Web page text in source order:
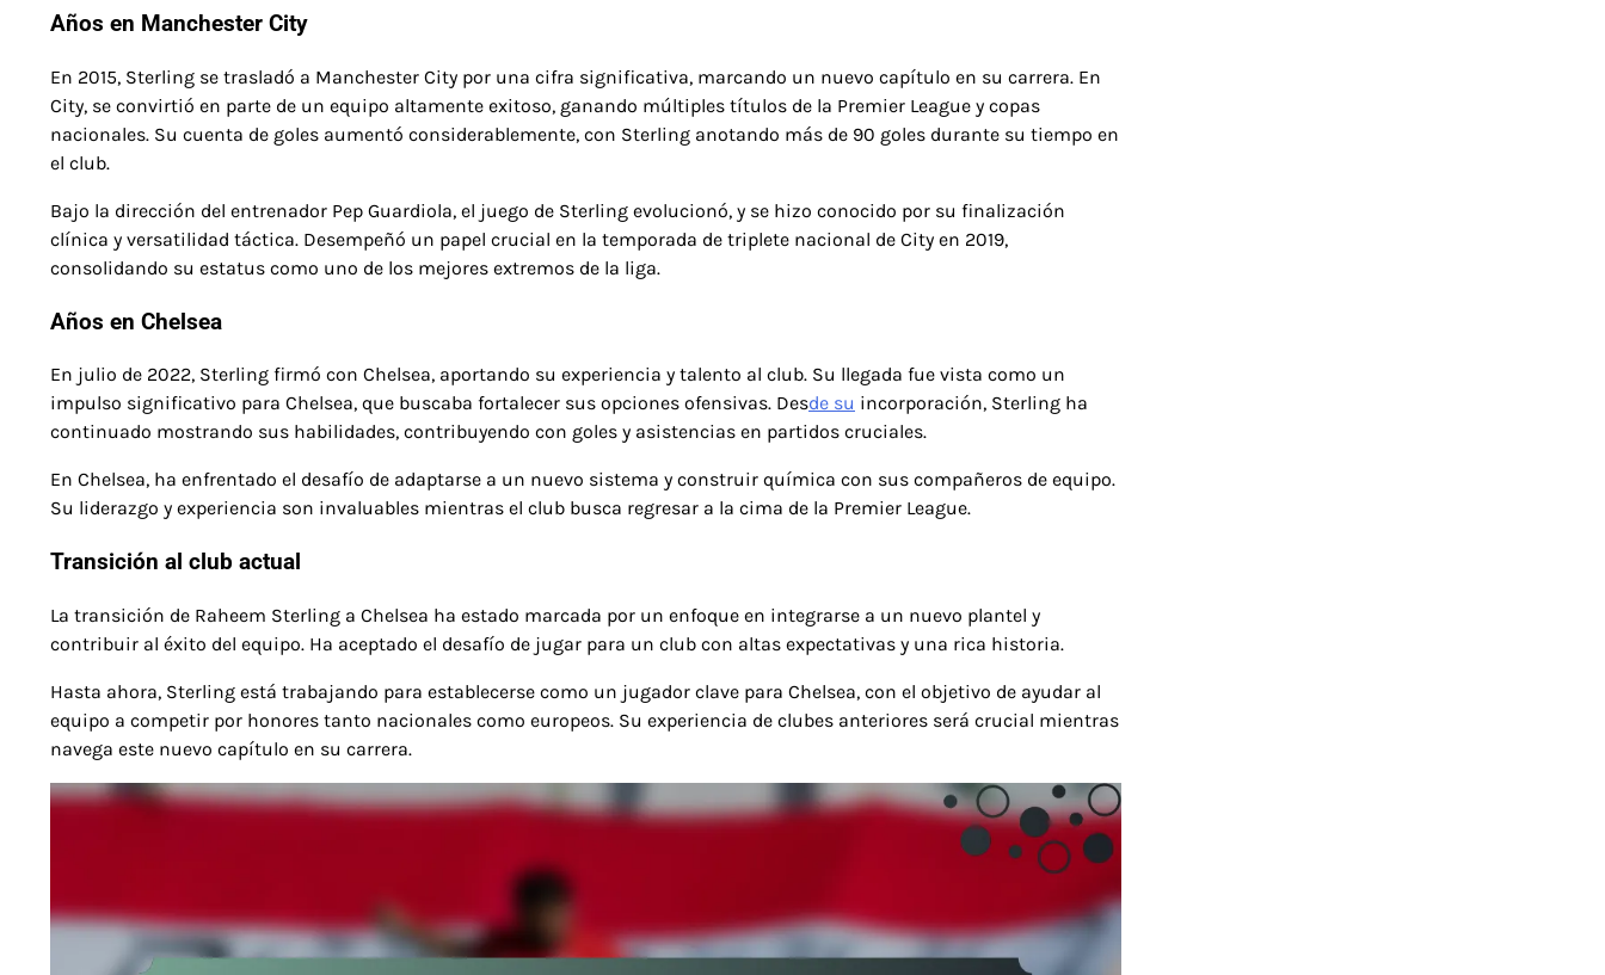
Años en Manchester City
En 2015, Sterling se trasladó a Manchester City por una cifra significativa, marcando un nuevo capítulo en su carrera. En
City, se convirtió en parte de un equipo altamente exitoso, ganando múltiples títulos de la Premier League y copas
nacionales. Su cuenta de goles aumentó considerablemente, con Sterling anotando más de 90 goles durante su tiempo en
el club.
Bajo la dirección del entrenador Pep Guardiola, el juego de Sterling evolucionó, y se hizo conocido por su finalización
clínica y versatilidad táctica. Desempeñó un papel crucial en la temporada de triplete nacional de City en 2019,
consolidando su estatus como uno de los mejores extremos de la liga.
Años en Chelsea
En julio de 2022, Sterling firmó con Chelsea, aportando su experiencia y talento al club. Su llegada fue vista como un
impulso significativo para Chelsea, que buscaba fortalecer sus opciones ofensivas. Desde su incorporación, Sterling ha
continuado mostrando sus habilidades, contribuyendo con goles y asistencias en partidos cruciales.
En Chelsea, ha enfrentado el desafío de adaptarse a un nuevo sistema y construir química con sus compañeros de equipo.
Su liderazgo y experiencia son invaluables mientras el club busca regresar a la cima de la Premier League.
Transición al club actual
La transición de Raheem Sterling a Chelsea ha estado marcada por un enfoque en integrarse a un nuevo plantel y
contribuir al éxito del equipo. Ha aceptado el desafío de jugar para un club con altas expectativas y una rica historia.
Hasta ahora, Sterling está trabajando para establecerse como un jugador clave para Chelsea, con el objetivo de ayudar al
equipo a competir por honores tanto nacionales como europeos. Su experiencia de clubes anteriores será crucial mientras
navega este nuevo capítulo en su carrera.